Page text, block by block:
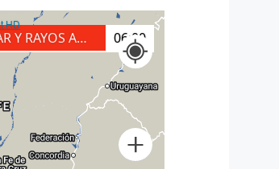
RADAR Y RAYOS A TIERRA 06:20